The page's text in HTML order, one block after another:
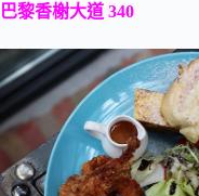
巴黎香榭大道 340